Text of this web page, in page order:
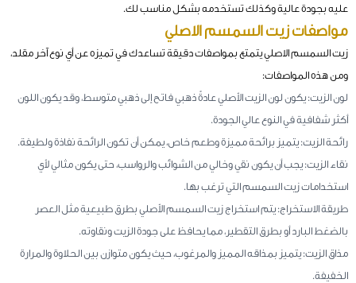
عليه بجودة عالية وكذلك تستخدمه بشكل مناسب لك.
مواصفات زيت السمسم الاصلي
زيت السمسم الاصلي يتمتع بمواصفات دقيقة تساعدك في تميزه عن أي نوع آخر مقلد،
ومن هذه المواصفات:
لون الزيت: يكون لون الزيت الأصلي عادةً ذهبي فاتح إلى ذهبي متوسط، وقد يكون اللون
أكثر شفافية في النوع عالي الجودة.
رائحة الزيت: يتميز برائحة مميزة وطعم خاص، يمكن أن تكون الرائحة نفاذة ولطيفة.
نقاء الزيت: يجب أن يكون نقي وخالي من الشوائب والرواسب، حتى يكون مثالي لأي
استخدامات زيت السمسم التي ترغب بها.
طريقة الاستخراج: يتم استخراج زيت السمسم الأصلي بطرق طبيعية مثل العصر
بالضغط البارد أو بطرق التقطير، مما يحافظ على جودة الزيت ونقاوته.
مذاق الزيت: يتميز بمذاقه المميز والمرغوب، حيث يكون متوازن بين الحلاوة والمرارة
الخفيفة.